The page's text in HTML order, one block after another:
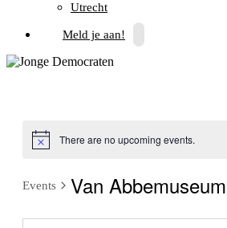
Utrecht
Meld je aan!
There are no upcoming events.
Events Van Abbemuseum